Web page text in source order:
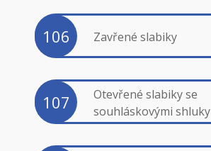
106 Zavřené slabiky
107
Otevřené slabiky se
souhláskovými shluky